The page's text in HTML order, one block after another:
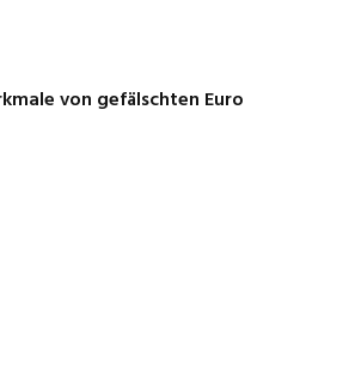
von gefälschten Euro